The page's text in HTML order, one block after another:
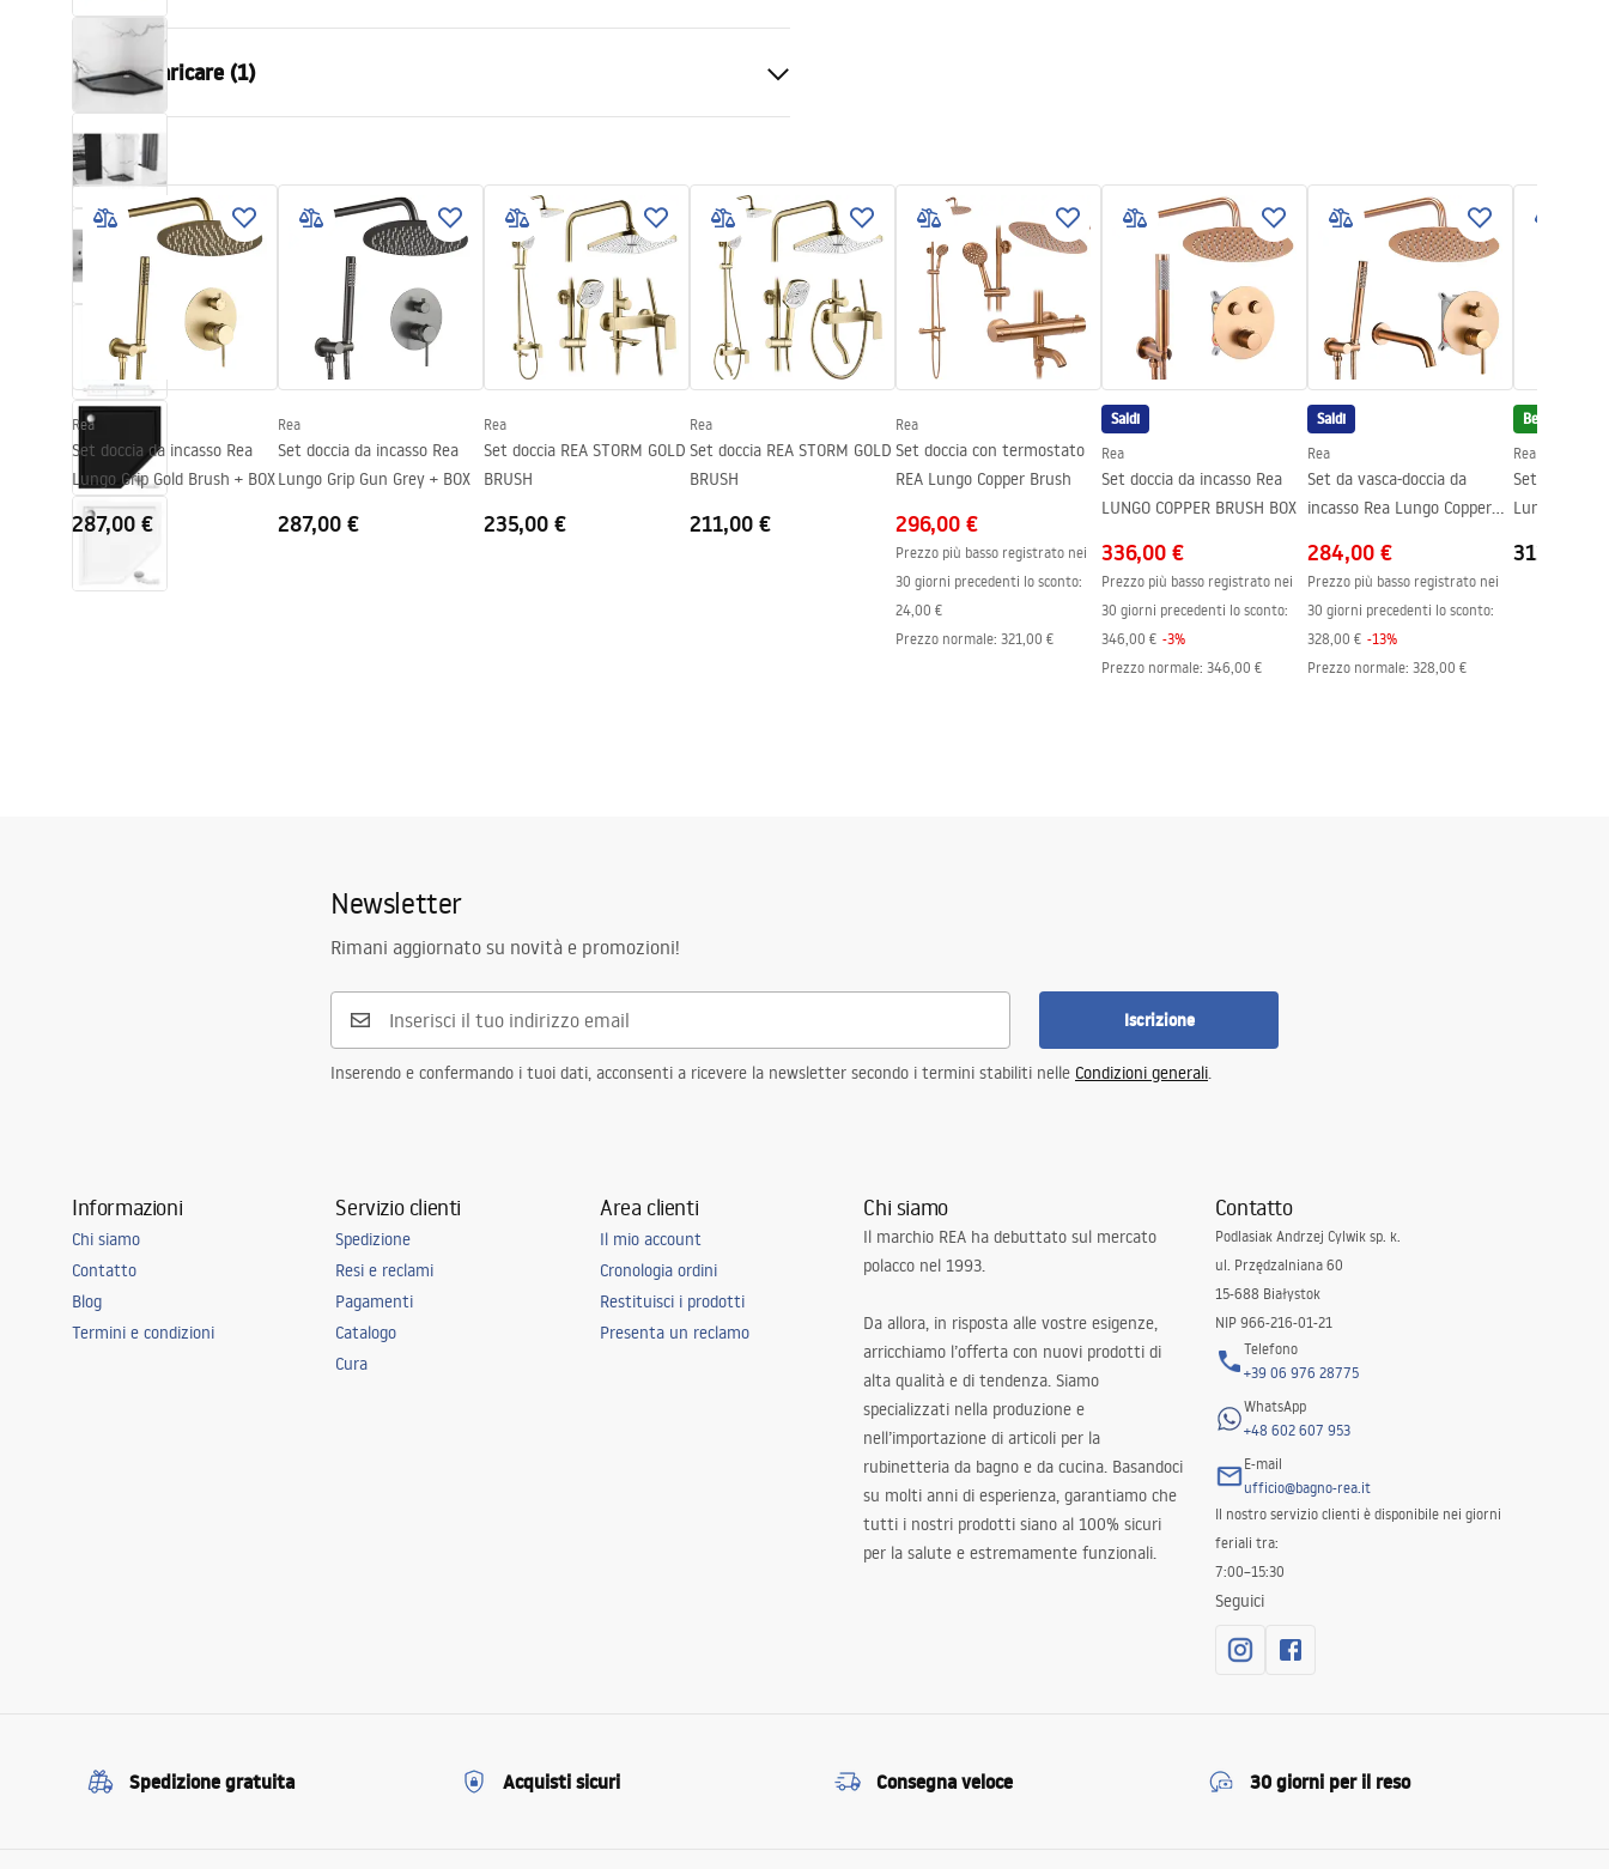
Dimensioni (porta x parete)
Colore
Tipo di cabina
D'angolo
Il colore del vetro
Modalità di apertura
Assemblaggio
Sul pavimento o piatto doccia
Altezza
mm
Direzione della cabina
Universale
Garanzia
Rivestimento Easy Clean
Si
File da scaricare (1)
shower manual
shower manual.pdf
Rea
Set doccia da incasso Rea
Lungo Grip Gold Brush + BOX
287,00 €
Rea
Set doccia da incasso Rea
Lungo Grip Gun Grey + BOX
287,00 €
Rea
Set doccia REA STORM GOLD
BRUSH
235,00 €
Rea
Set doccia REA STORM GOLD
BRUSH
211,00 €
Rea
Set doccia con termostato
REA Lungo Copper Brush
296,00 €
Prezzo più basso registrato nei
30 giorni precedenti lo sconto:
24,00 €
Prezzo normale: 321,00 €
Saldi
Rea
Set doccia da incasso Rea
LUNGO COPPER BRUSH BOX
336,00 €
Prezzo più basso registrato nei
30 giorni precedenti lo sconto:
346,00 € -3%
Prezzo normale: 346,00 €
Saldi
Rea
Set da vasca-doccia da
incasso Rea Lungo Copper
284,00 €
Prezzo più basso registrato nei
30 giorni precedenti lo sconto:
328,00 € -13%
Prezzo normale: 328,00 €
Bestseller
Rea
Set doccia
312,00 €
Newsletter
Rimani aggiornato su novità e promozioni!
Iscrizione
Inserendo e confermando i tuoi dati, acconsenti a ricevere la newsletter secondo i termini stabiliti nelle Condizioni generali.
Informazioni
Chi siamo
Contatto
Blog
Termini e condizioni
Servizio clienti
Spedizione
Resi e reclami
Pagamenti
Catalogo
Cura
Area clienti
Il mio account
Cronologia ordini
Restituisci i prodotti
Presenta un reclamo
Chi siamo
Il marchio REA ha debuttato sul mercato
polacco nel 1993.
Da allora, in risposta alle vostre esigenze,
arricchiamo l’offerta con nuovi prodotti di
alta qualità e di tendenza. Siamo
specializzati nella produzione e
nell’importazione di articoli per la
rubinetteria da bagno e da cucina. Basandoci
su molti anni di esperienza, garantiamo che
tutti i nostri prodotti siano al 100% sicuri
per la salute e estremamente funzionali.
Contatto
Podlasiak Andrzej Cylwik sp. k.
ul. Przędzalniana 60
15-688 Białystok
NIP 966-216-01-21
Telefono
+39 06 976 28775
WhatsApp
+48 602 607 953
E-mail
ufficio@bagno-rea.it
Il nostro servizio clienti è disponibile nei giorni
feriali tra:
7:00–15:30
Seguici
Spedizione gratuita Acquisti sicuri Consegna veloce 30 giorni per il reso